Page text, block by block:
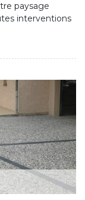
paysage
interventions